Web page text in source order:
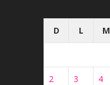
D
L M
2 3 4